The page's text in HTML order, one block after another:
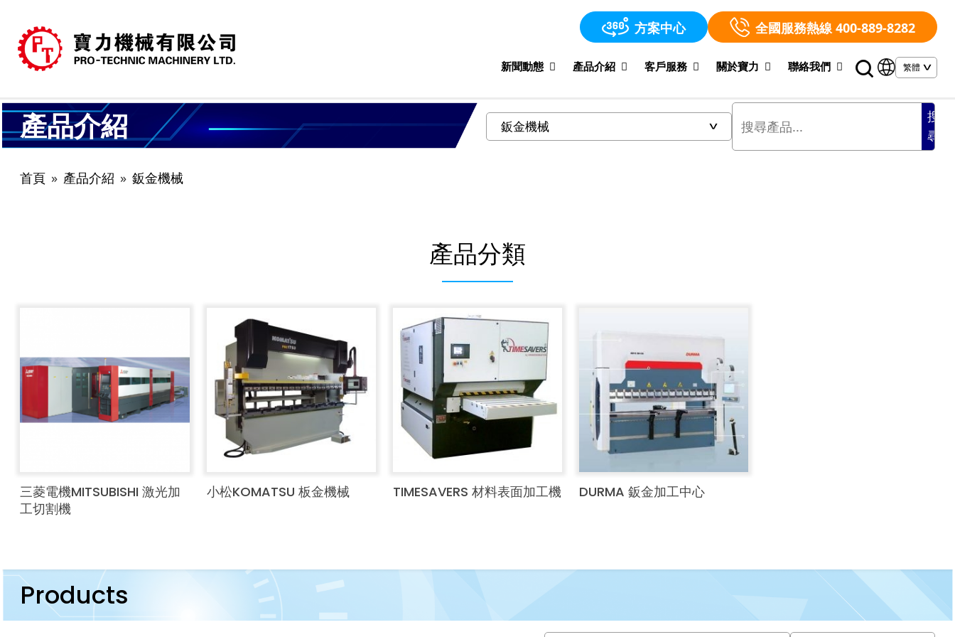
方案中心 全國服務熱線 400-889-8282
新聞動態 產品介紹 客戶服務 關於寶力 聯絡我們
產品介紹
搜
尋
首頁 產品介紹 鈑金機械
產品分類
三菱電機MITSUBISHI 激光加
工切割機
小松KOMATSU 板金機械 TIMESAVERS 材料表面加工機 DURMA 鈑金加工中心
Products